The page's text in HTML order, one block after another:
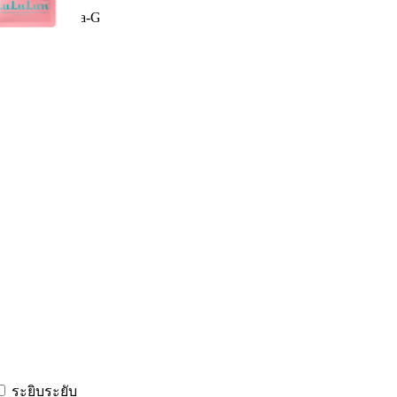
Hydrolyzed Conchiolin Protein
Glyceryl Stearate Carbomer
PhenoxyethanolOctocrylene
Honey
Dipropylene GlycolGlycerinNiacinamide
Aloe Barbadensis Leaf Extract
ระยิบระยับ